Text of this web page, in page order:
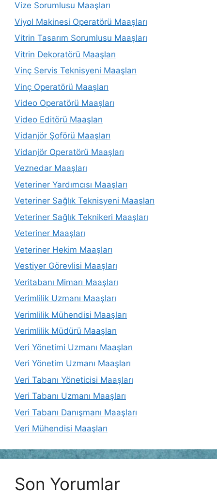
Vize Sorumlusu Maaşları
Viyol Makinesi Operatörü Maaşları
Vitrin Tasarım Sorumlusu Maaşları
Vitrin Dekoratörü Maaşları
Vinç Servis Teknisyeni Maaşları
Vinç Operatörü Maaşları
Video Operatörü Maaşları
Video Editörü Maaşları
Vidanjör Şoförü Maaşları
Vidanjör Operatörü Maaşları
Veznedar Maaşları
Veteriner Yardımcısı Maaşları
Veteriner Sağlık Teknisyeni Maaşları
Veteriner Sağlık Teknikeri Maaşları
Veteriner Maaşları
Veteriner Hekim Maaşları
Vestiyer Görevlisi Maaşları
Veritabanı Mimarı Maaşları
Verimlilik Uzmanı Maaşları
Verimlilik Mühendisi Maaşları
Verimlilik Müdürü Maaşları
Veri Yönetimi Uzmanı Maaşları
Veri Yönetim Uzmanı Maaşları
Veri Tabanı Yöneticisi Maaşları
Veri Tabanı Uzmanı Maaşları
Veri Tabanı Danışmanı Maaşları
Veri Mühendisi Maaşları
Son Yorumlar